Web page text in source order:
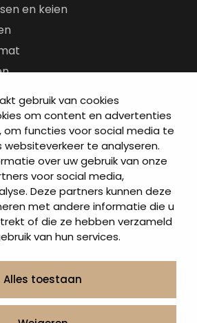
gebruik van cookies
om content en advertenties
om functies voor social media te
websiteverkeer te analyseren.
over uw gebruik van onze
voor social media,
Deze partners kunnen deze
met andere informatie die u
of die ze hebben verzameld
van hun services.
Alles toestaan
en keien